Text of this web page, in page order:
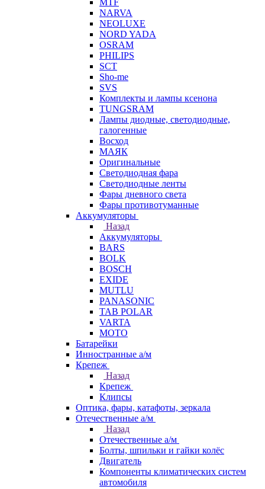
MTF
NARVA
NEOLUXE
NORD YADA
OSRAM
PHILIPS
SCT
Sho-me
SVS
Комплекты и лампы ксенона
TUNGSRAM
Лампы диодные, светодиодные,
галогенные
Восход
МАЯК
Оригинальные
Светодиодная фара
Светодиодные ленты
Фары дневного света
Фары противотуманные
Аккумуляторы
Назад
Аккумуляторы
BARS
BOLK
BOSCH
EXIDE
MUTLU
PANASONIC
TAB POLAR
VARTA
МОТО
Батарейки
Инностранные а/м
Крепеж
Назад
Крепеж
Клипсы
Оптика, фары, катафоты, зеркала
Отечественные а/м
Назад
Отечественные а/м
Болты, шпильки и гайки колёс
Двигатель
Компоненты климатических систем
автомобиля